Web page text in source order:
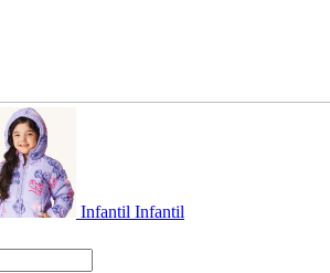
Infantil Infantil